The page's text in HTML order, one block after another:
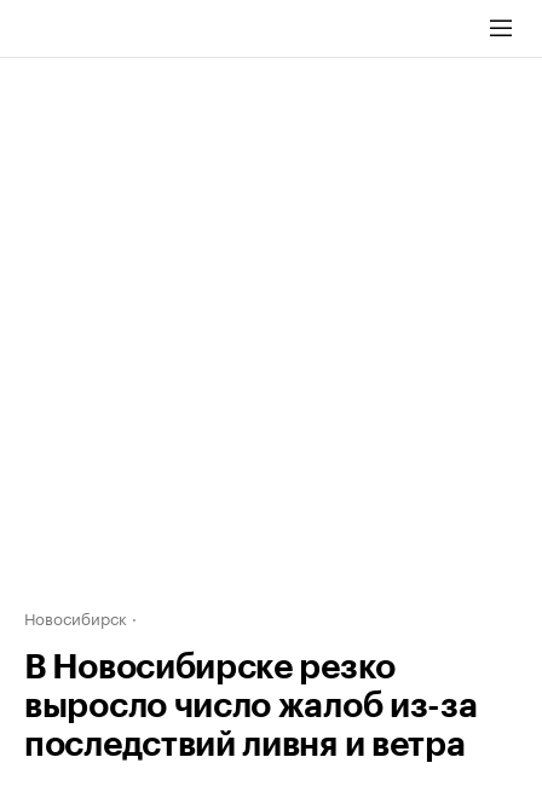
Новосибирск
В Новосибирске резко
выросло число жалоб из-за
последствий ливня и ветра